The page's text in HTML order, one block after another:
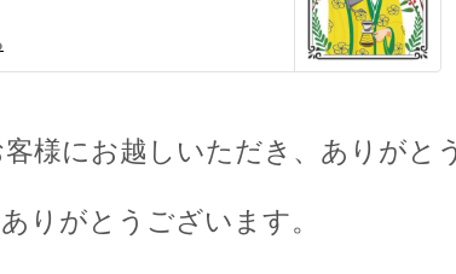
様にお越しいただき、ありがと
りがとうございます。